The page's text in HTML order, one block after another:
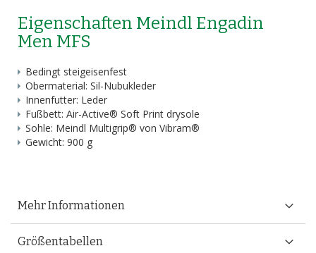
Eigenschaften Meindl Engadin
Men MFS
Bedingt steigeisenfest
Obermaterial: Sil-Nubukleder
Innenfutter: Leder
Fußbett: Air-Active® Soft Print drysole
Sohle: Meindl Multigrip® von Vibram®
Gewicht: 900 g
Mehr Informationen
Größentabellen